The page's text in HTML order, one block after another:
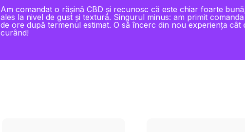
Am comandat o rășină CBD și recunosc că este chiar foarte
ales la nivel de gust și textură. Singurul minus: am primit
de ore după termenul estimat. O să încerc din nou experiența cât
curând!